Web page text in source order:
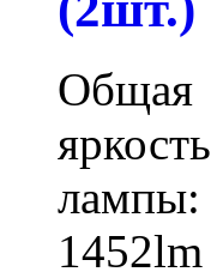
Общая
яркость
лампы:
1452lm